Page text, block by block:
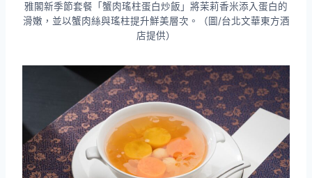
雅閣新季節套餐「蟹肉瑤柱蛋白炒飯」將茉莉香米添入蛋白的
滑嫩，並以蟹肉絲與瑤柱提升鮮美層次。（圖/台北文華東方酒
店提供）